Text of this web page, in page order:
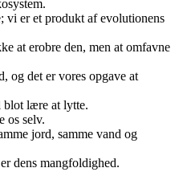
vi er et produkt af evolutionens
at erobre den, men at omfavne
og det er vores opgave at
blot lære at lytte.
os selv.
jord, samme vand og
dens mangfoldighed.